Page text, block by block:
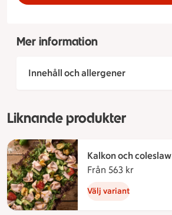
Mer information
Innehåll och allergener
Liknande produkter
Kalkon och coleslaw
Från 563 kr
Välj variant